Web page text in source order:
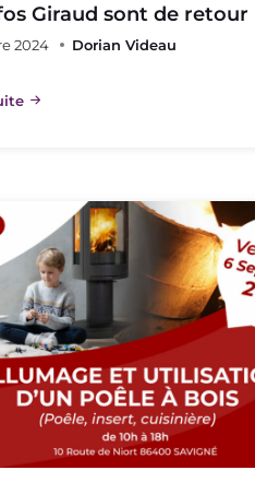
Giraud sont de retour
2024 Dorian Videau